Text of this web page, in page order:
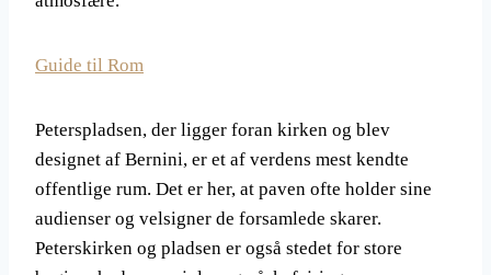
Guide til Rom
Peterspladsen, der ligger foran kirken og blev
designet af Bernini, er et af verdens mest kendte
offentlige rum. Det er her, at paven ofte holder sine
audienser og velsigner de forsamlede skarer.
Peterskirken og pladsen er også stedet for store